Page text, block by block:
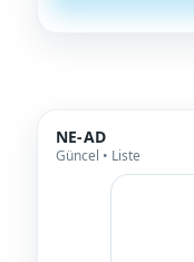
NE-AD
Güncel • Liste